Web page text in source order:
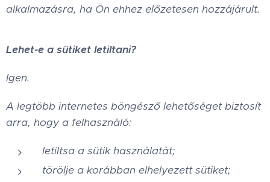
alkalmazásra, ha Ön ehhez előzetesen hozzájárult.
Lehet-e a sütiket letiltani?
Igen.
A legtöbb internetes böngésző lehetőséget biztosít
arra, hogy a felhasználó:
letiltsa a sütik használatát;
törölje a korábban elhelyezett sütiket;